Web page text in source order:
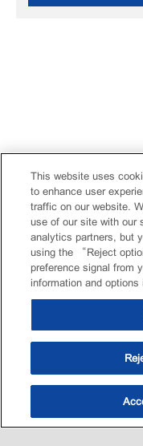
This website uses
to enhance user
traffic on our website.
use of our site with our
analytics partners, but
using the “Reject
preference signal from
information and